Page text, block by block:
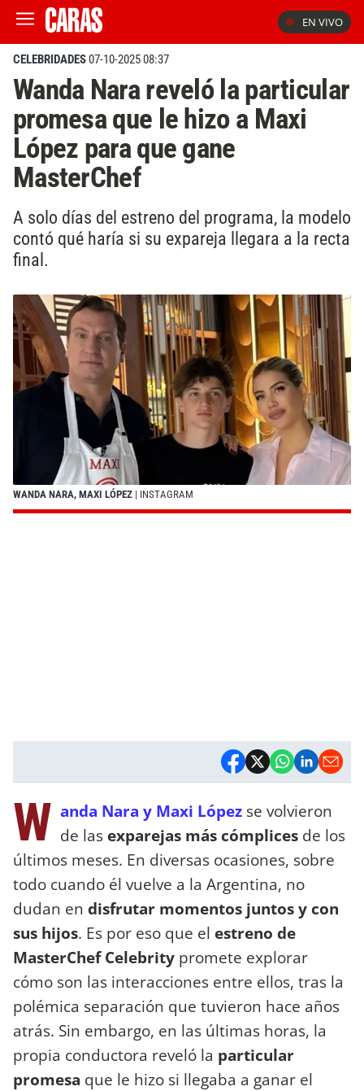
EN VIVO
CELEBRIDADES07-10-2025 08:37
Wanda Nara reveló la particular
promesa que le hizo a Maxi
López para que gane
MasterChef
A solo días del estreno del programa, la modelo
contó qué haría si su expareja llegara a la recta
final.
WANDA NARA, MAXI LÓPEZ | INSTAGRAM
W anda Nara y Maxi López se volvieron
de las exparejas más cómplices de los
últimos meses. En diversas ocasiones, sobre
todo cuando él vuelve a la Argentina, no
dudan en disfrutar momentos juntos y con
sus hijos. Es por eso que el estreno de
MasterChef Celebrity promete explorar
cómo son las interacciones entre ellos, tras la
polémica separación que tuvieron hace años
atrás. Sin embargo, en las últimas horas, la
propia conductora reveló la particular
promesa que le hizo si llegaba a ganar el